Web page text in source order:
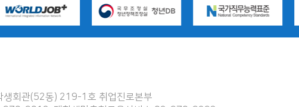
생회관(52동) 219-1호 취업진로본부